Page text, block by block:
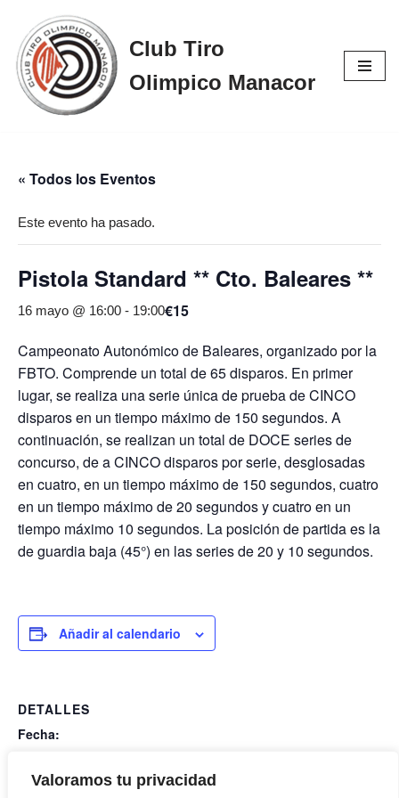
Valoramos tu privacidad
Saltar
al
contenido
Club Tiro
Olimpico Manacor
« Todos los Eventos
Este evento ha pasado.
Pistola Standard ** Cto. Baleares **
16 mayo @ 16:00 - 19:00€15
Campeonato Autonómico de Baleares, organizado por la
FBTO. Comprende un total de 65 disparos. En primer
lugar, se realiza una serie única de prueba de CINCO
disparos en un tiempo máximo de 150 segundos. A
continuación, se realizan un total de DOCE series de
concurso, de a CINCO disparos por serie, desglosadas
en cuatro, en un tiempo máximo de 150 segundos, cuatro
en un tiempo máximo de 20 segundos y cuatro en un
tiempo máximo 10 segundos. La posición de partida es la
de guardia baja (45°) en las series de 20 y 10 segundos.
Añadir al calendario
DETALLES
Fecha:
Hora: